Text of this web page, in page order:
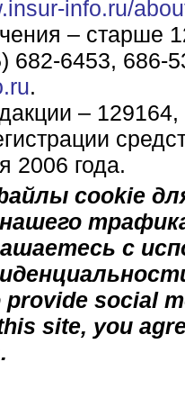
info.ru/
– старше
682-6453, 686-
.
–
2006 года.
cookie
с
provide social
site, you
.